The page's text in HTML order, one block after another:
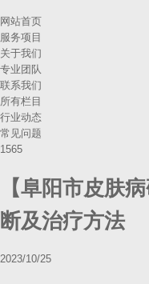
网站首页
服务项目
关于我们
专业团队
联系我们
所有栏目
行业动态
常见问题
1565
【阜阳市皮肤
断及治疗方法
2023/10/25